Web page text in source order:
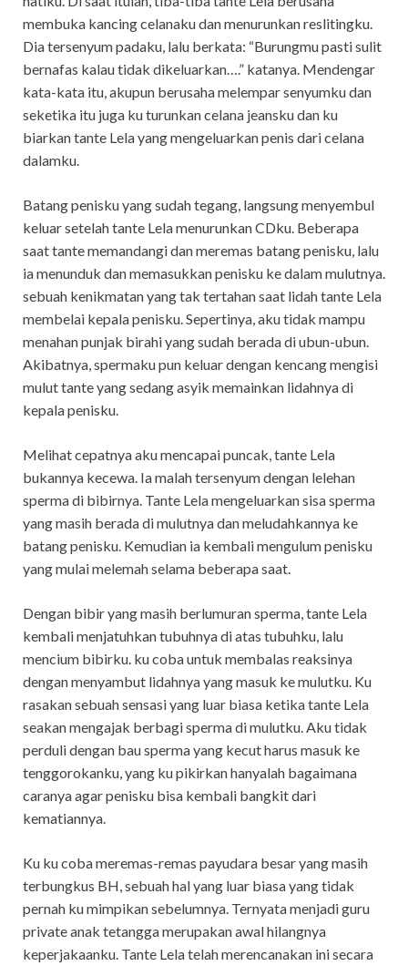
membuka kancing celanaku dan menurunkan reslitingku.
Dia tersenyum padaku, lalu berkata: “Burungmu pasti sulit
bernafas kalau tidak dikeluarkan….” katanya. Mendengar
kata-kata itu, akupun berusaha melempar senyumku dan
seketika itu juga ku turunkan celana jeansku dan ku
biarkan tante Lela yang mengeluarkan penis dari celana
dalamku.
Batang penisku yang sudah tegang, langsung menyembul
keluar setelah tante Lela menurunkan CDku. Beberapa
saat tante memandangi dan meremas batang penisku, lalu
ia menunduk dan memasukkan penisku ke dalam mulutnya.
sebuah kenikmatan yang tak tertahan saat lidah tante Lela
membelai kepala penisku. Sepertinya, aku tidak mampu
menahan punjak birahi yang sudah berada di ubun-ubun.
Akibatnya, spermaku pun keluar dengan kencang mengisi
mulut tante yang sedang asyik memainkan lidahnya di
kepala penisku.
Melihat cepatnya aku mencapai puncak, tante Lela
bukannya kecewa. Ia malah tersenyum dengan lelehan
sperma di bibirnya. Tante Lela mengeluarkan sisa sperma
yang masih berada di mulutnya dan meludahkannya ke
batang penisku. Kemudian ia kembali mengulum penisku
yang mulai melemah selama beberapa saat.
Dengan bibir yang masih berlumuran sperma, tante Lela
kembali menjatuhkan tubuhnya di atas tubuhku, lalu
mencium bibirku. ku coba untuk membalas reaksinya
dengan menyambut lidahnya yang masuk ke mulutku. Ku
rasakan sebuah sensasi yang luar biasa ketika tante Lela
seakan mengajak berbagi sperma di mulutku. Aku tidak
perduli dengan bau sperma yang kecut harus masuk ke
tenggorokanku, yang ku pikirkan hanyalah bagaimana
caranya agar penisku bisa kembali bangkit dari
kematiannya.
Ku ku coba meremas-remas payudara besar yang masih
terbungkus BH, sebuah hal yang luar biasa yang tidak
pernah ku mimpikan sebelumnya. Ternyata menjadi guru
private anak tetangga merupakan awal hilangnya
keperjakaanku. Tante Lela telah merencanakan ini secara